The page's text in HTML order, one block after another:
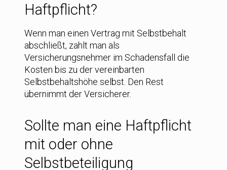
Haftpflicht?
Wenn man einen Vertrag mit Selbstbehalt
abschließt, zahlt man als
Versicherungsnehmer im Schadensfall die
Kosten bis zu der vereinbarten
Selbstbehaltshöhe selbst. Den Rest
übernimmt der Versicherer.
Sollte man eine Haftpflicht
mit oder ohne
Selbstbeteiligung